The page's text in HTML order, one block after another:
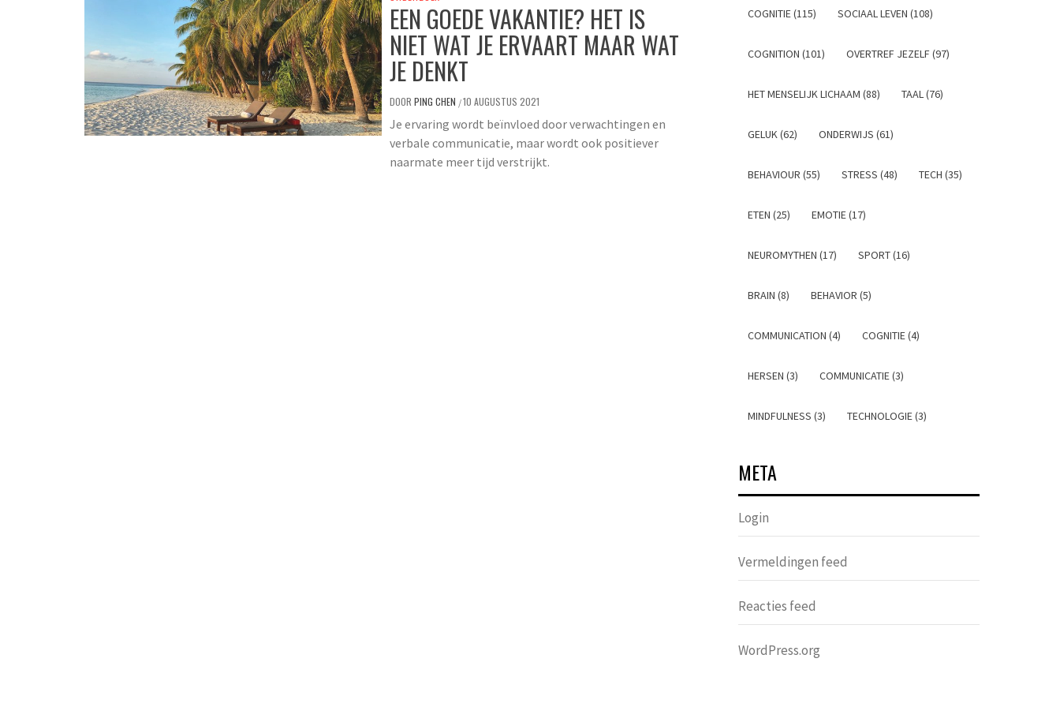
EEN GOEDE VAKANTIE? HET IS
NIET WAT JE ERVAART MAAR WAT
JE DENKT
DOOR PING CHEN /10 AUGUSTUS 2021
Je ervaring wordt beïnvloed door verwachtingen en
verbale communicatie, maar wordt ook positiever
naarmate meer tijd verstrijkt.
COGNITIE (115) SOCIAAL LEVEN (108)
COGNITION (101) OVERTREF JEZELF (97)
HET MENSELIJK LICHAAM (88) TAAL (76)
GELUK (62) ONDERWIJS (61)
BEHAVIOUR (55) STRESS (48) TECH (35)
ETEN (25) EMOTIE (17)
NEUROMYTHEN (17) SPORT (16)
BRAIN (8) BEHAVIOR (5)
COMMUNICATION (4) COGNITIE (4)
HERSEN (3) COMMUNICATIE (3)
MINDFULNESS (3) TECHNOLOGIE (3)
META
Login
Vermeldingen feed
Reacties feed
WordPress.org